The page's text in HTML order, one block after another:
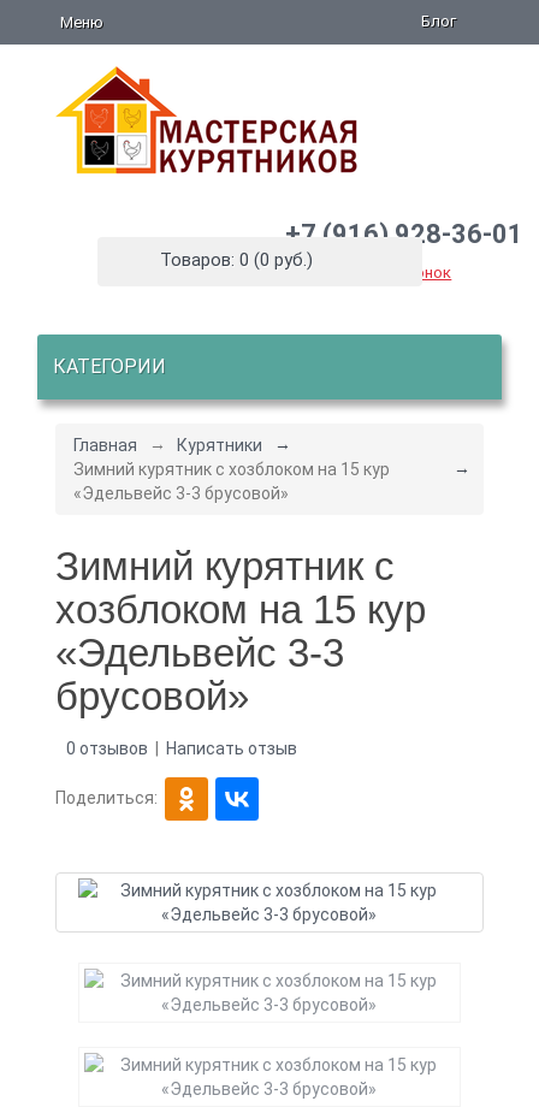
Блог
Меню
+7 (916) 928-36-01
Заказать звонок
Товаров: 0 (0 руб.)
КАТЕГОРИИ
Главная
Курятники
Зимний курятник с хозблоком на 15 кур
«Эдельвейс 3-3 брусовой»
Зимний курятник с
хозблоком на 15 кур
«Эдельвейс 3-3
брусовой»
0 отзывов Написать отзыв
Поделиться: